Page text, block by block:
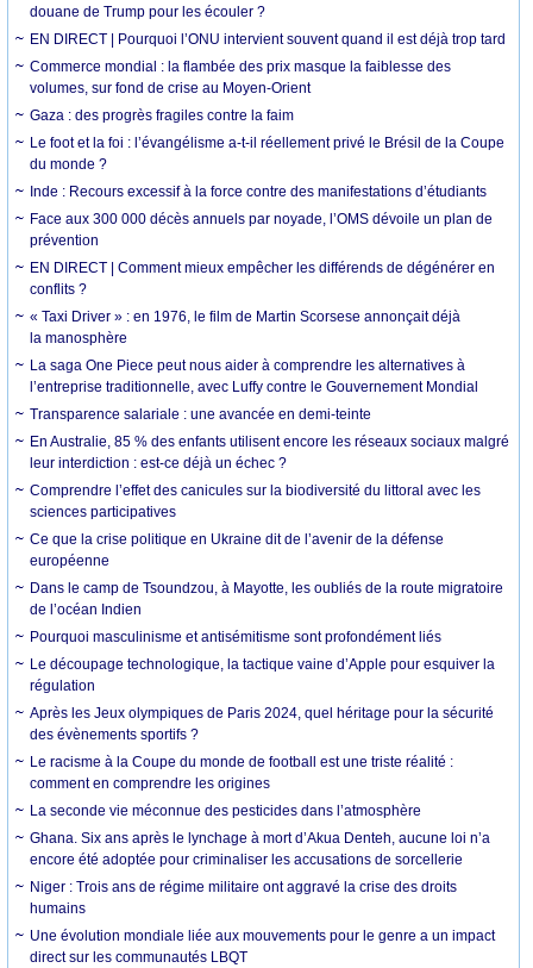
douane de Trump pour les écouler ?
EN DIRECT | Pourquoi l’ONU intervient souvent quand il est déjà trop tard
Commerce mondial : la flambée des prix masque la faiblesse des
volumes, sur fond de crise au Moyen-Orient
Gaza : des progrès fragiles contre la faim
Le foot et la foi : l’évangélisme a-t-il réellement privé le Brésil de la Coupe
du monde ?
Inde : Recours excessif à la force contre des manifestations d’étudiants
Face aux 300 000 décès annuels par noyade, l’OMS dévoile un plan de
prévention
EN DIRECT | Comment mieux empêcher les différends de dégénérer en
conflits ?
« Taxi Driver » : en 1976, le film de Martin Scorsese annonçait déjà
la manosphère
La saga One Piece peut nous aider à comprendre les alternatives à
l’entreprise traditionnelle, avec Luffy contre le Gouvernement Mondial
Transparence salariale : une avancée en demi-teinte
En Australie, 85 % des enfants utilisent encore les réseaux sociaux malgré
leur interdiction : est-ce déjà un échec ?
Comprendre l’effet des canicules sur la biodiversité du littoral avec les
sciences participatives
Ce que la crise politique en Ukraine dit de l’avenir de la défense
européenne
Dans le camp de Tsoundzou, à Mayotte, les oubliés de la route migratoire
de l’océan Indien
Pourquoi masculinisme et antisémitisme sont profondément liés
Le découpage technologique, la tactique vaine d’Apple pour esquiver la
régulation
Après les Jeux olympiques de Paris 2024, quel héritage pour la sécurité
des évènements sportifs ?
Le racisme à la Coupe du monde de football est une triste réalité :
comment en comprendre les origines
La seconde vie méconnue des pesticides dans l’atmosphère
Ghana. Six ans après le lynchage à mort d’Akua Denteh, aucune loi n’a
encore été adoptée pour criminaliser les accusations de sorcellerie
Niger : Trois ans de régime militaire ont aggravé la crise des droits
humains
Une évolution mondiale liée aux mouvements pour le genre a un impact
direct sur les communautés LBQT